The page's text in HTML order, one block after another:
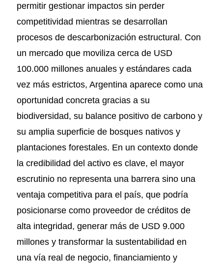
permitir gestionar impactos sin perder
competitividad mientras se desarrollan
procesos de descarbonización estructural. Con
un mercado que moviliza cerca de USD
100.000 millones anuales y estándares cada
vez más estrictos, Argentina aparece como una
oportunidad concreta gracias a su
biodiversidad, su balance positivo de carbono y
su amplia superficie de bosques nativos y
plantaciones forestales. En un contexto donde
la credibilidad del activo es clave, el mayor
escrutinio no representa una barrera sino una
ventaja competitiva para el país, que podría
posicionarse como proveedor de créditos de
alta integridad, generar más de USD 9.000
millones y transformar la sustentabilidad en
una vía real de negocio, financiamiento y